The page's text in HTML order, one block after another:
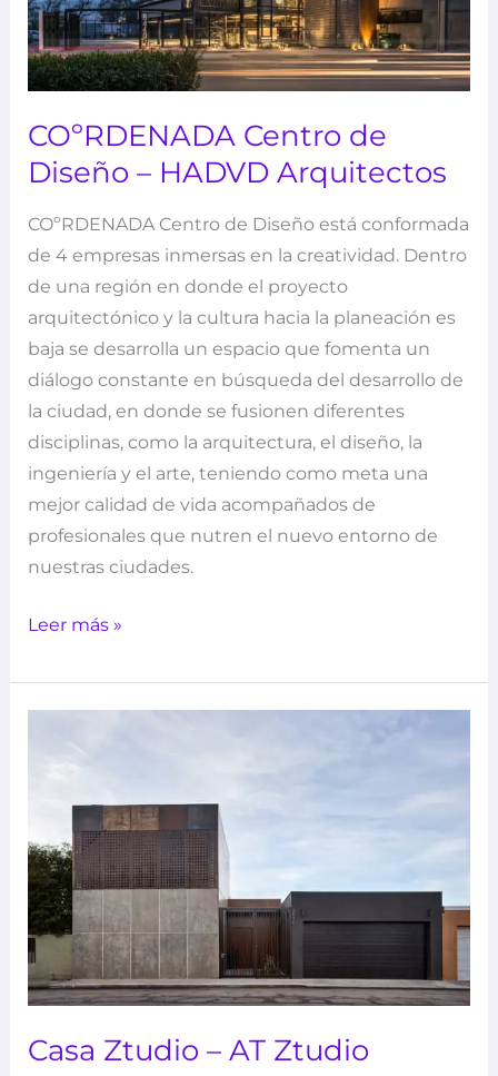
COºRDENADA Centro de
Diseño – HADVD Arquitectos
COºRDENADA Centro de Diseño está conformada
de 4 empresas inmersas en la creatividad. Dentro
de una región en donde el proyecto
arquitectónico y la cultura hacia la planeación es
baja se desarrolla un espacio que fomenta un
diálogo constante en búsqueda del desarrollo de
la ciudad, en donde se fusionen diferentes
disciplinas, como la arquitectura, el diseño, la
ingeniería y el arte, teniendo como meta una
mejor calidad de vida acompañados de
profesionales que nutren el nuevo entorno de
nuestras ciudades.
Leer más »
Casa Ztudio – AT Ztudio
Ztudio